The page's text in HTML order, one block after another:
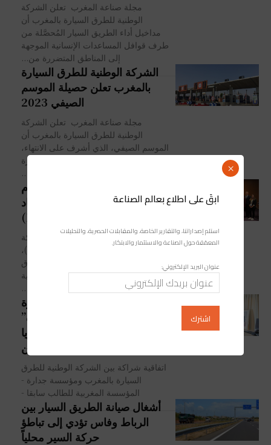
مجلة صناعة المغرب تعلن الشركة
الوطنية للطرق السيارة بالمغرب أن
مداخيل أداء الطريق السيار المُحصَّلة من
طرف قوافل المساعدات الإنسانية الموجهة
إلى المناطق المتضررة من...
الشركة الوطنية للطرق السيارة
بالمغرب تعلن حصيلة الموسم
الصيفي 2023
مجلة صناعة المغرب تعلن الشركة
الوطنية للطرق السيارة بالمغرب أن
الموسم الصيفي، الذي أشرف على الانتهاء،
تميّز بإقبال كبير على شبكة الطرق السيارة
الوطنية بارتفاع...
أنور بنعزوز المدير العام
لـ”ADM” يُنتخَب رئيساً للاتحاد
انْتُخِبَ أنور بنعزوز، المدير العام للشركة
الوطنية للطرق السيارة بالمغرب (ADM)،
بالإجماع رئيساً جديداً للاتحاد الدولي للطرق
(IRF)، خلال أشغال اجتماع الجمعية
العمومية للاتحاد...
شراكة بين “الطرق السيارة
بالمغرب” ومؤسسة “جدارة”
تدعَم مسار تلاميذ البكالوريا
المتفوقين
اتفاقية شراكة بين الشركة الوطنية للطرق
السيارة بالمغرب ومؤسسة جدارة -
المؤسسة المغربية للطالب سابقا -
أشغال صيانة الطريق السيار بين
الرباط وفاس تؤدي إلى تباطؤ
حركة السير محلياً
ابقَ على اطلاع بعالم الصناعة
استلم إصداراتنا، والتقارير الخاصة، والمقابلات الحصرية، والتحليلات
المعمّقة حول الصناعة والاستثمار والابتكار.
عنوان البريد الإلكتروني:
×